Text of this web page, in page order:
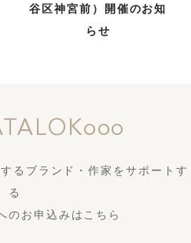
谷区神宮前）開催のお知
らせ
ランド・作家をサポートす
る
お申込みはこちら